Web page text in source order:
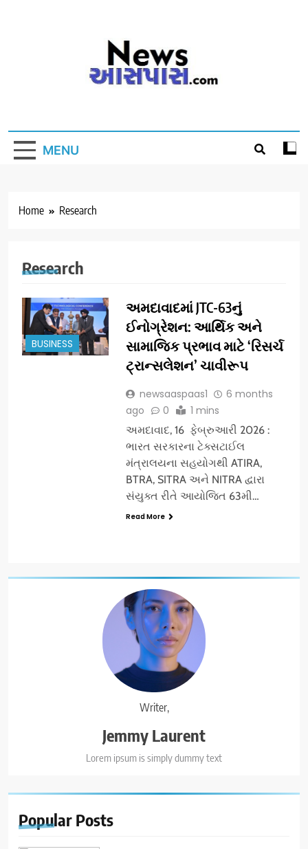
MENU
Home Research
Writer,
Jemmy Laurent
Lorem ipsum is simply dummy text
Popular Posts
Research
BUSINESS
અમદાવાદમાં JTC-63નું
ઈનોગ્રેશન: આર્થિક અને
સામાજિક પ્રભાવ માટે ‘રિસર્ચ
ટ્રાન્સલેશન’ ચાવીરૂપ
newsaaspaas1
6 months
ago
0 1 mins
અમદાવાદ, 16 ફેબ્રુઆરી 2026 :
ભારત સરકારના ટેક્સટાઈલ
મંત્રાલયના સહયોગથી ATIRA,
BTRA, SITRA અને NITRA દ્વારા
સંયુક્ત રીતે આયોજિત 63મી…
Read More